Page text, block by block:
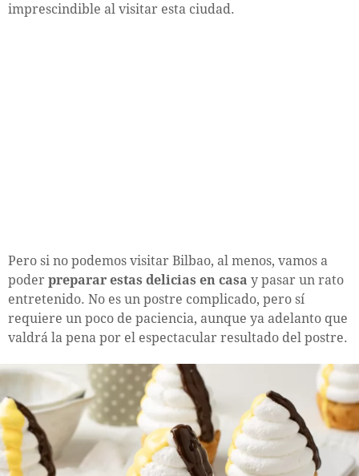
imprescindible al visitar esta ciudad.
Pero si no podemos visitar Bilbao, al menos, vamos a
poder preparar estas delicias en casa y pasar un rato
entretenido. No es un postre complicado, pero sí
requiere un poco de paciencia, aunque ya adelanto que
valdrá la pena por el espectacular resultado del postre.